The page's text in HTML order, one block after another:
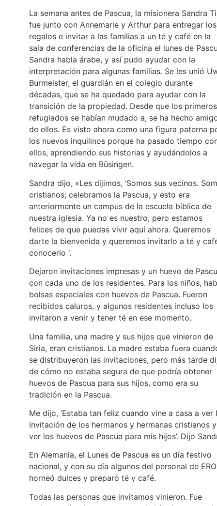
La semana antes de Pascua, la misionera Sandra
fue junto con Annemarie y Arthur para entregar los
regalos e invitar a las familias a un té y café en la
sala de conferencias de la oficina el lunes de
Sandra habla árabe, y así pudo ayudar con la
interpretación para algunas familias. Se les unió
Burmeister, el guardián en el colegio durante
décadas, que se ha quedado para ayudar con la
transición de la propiedad. Desde que los primeros
refugiados se habían mudado a, se ha hecho
de ellos. Es visto ahora como una figura paterna
los nuevos inquilinos porque ha pasado tiempo
ellos, aprendiendo sus historias y ayudándolos a
navegar la vida en Büsingen.
Sandra dijo, «Les dijimos, ‘Somos sus vecinos.
cristianos; celebramos la Pascua, y esto era
anteriormente un campus de la escuela bíblica de
nuestra iglesia. Ya no es nuestro, pero estamos
felices de que puedas vivir aquí ahora. Queremos
darte la bienvenida y queremos invitarlo a té y
conocerlo ‘.
Dejaron invitaciones impresas y un huevo de
con cada uno de los residentes. Para los niños,
bolsas especiales con huevos de Pascua. Fueron
recibidos caluros, y algunos residentes incluso los
invitaron a venir y tener té en ese momento.
Una familia, una madre y sus hijos que vinieron de
Siria, eran cristianos. La madre estaba fuera
se distribuyeron las invitaciones, pero más tarde
de cómo no estaba segura de que podría obtener
huevos de Pascua para sus hijos, como era su
tradición en la Pascua.
Me dijo, ‘Estaba tan feliz cuando vine a casa a ver
invitación de los hermanos y hermanas cristianos y
ver los huevos de Pascua para mis hijos’. Dijo
En Alemania, el Lunes de Pascua es un día festivo
nacional, y con su día algunos del personal de ERO
horneó dulces y preparó té y café.
Todas las personas que invitamos vinieron. Fue